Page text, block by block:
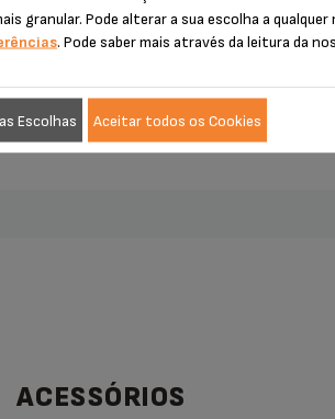
ACESSÓRIOS
granular. Pode alterar a sua escolha a
. Pode saber mais através da leitura da
Escolhas Aceitar todos os Cookies